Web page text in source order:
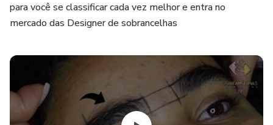
para você se classificar cada vez melhor e entra no
mercado das Designer de sobrancelhas